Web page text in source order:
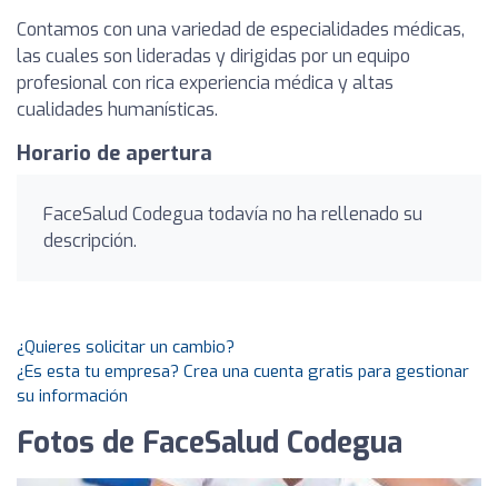
Contamos con una variedad de especialidades médicas,
las cuales son lideradas y dirigidas por un equipo
profesional con rica experiencia médica y altas
cualidades humanísticas.
Horario de apertura
FaceSalud Codegua todavía no ha rellenado su
descripción.
¿Quieres solicitar un cambio?
¿Es esta tu empresa? Crea una cuenta gratis para gestionar
su información
Fotos de FaceSalud Codegua